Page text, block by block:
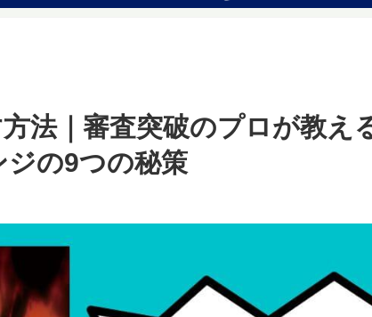
法｜審査突破のプロが教え
ジの9つの秘策